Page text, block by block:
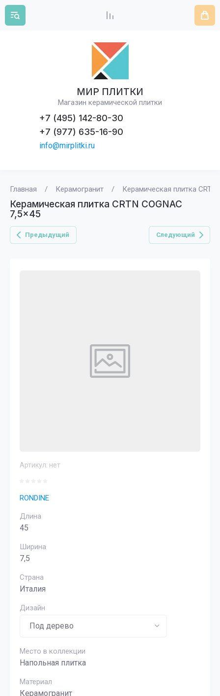
МИР ПЛИТКИ
Магазин керамической плитки
+7 (495) 142-80-30
+7 (977) 635-16-90
info@mirplitki.ru
Главная / Керамогранит / Керамическая плитка CRTN
Керамическая плитка CRTN COGNAC
7,5x45
Предыдущий Следующий
Артикул: нет
RONDINE
Длина
45
Ширина
7,5
Страна
Италия
Дизайн
Место в коллекции
Напольная плитка
Материал
Керамогранит